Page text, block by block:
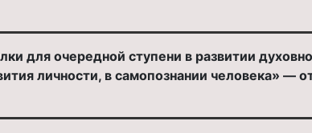
для очередной ступени в развитии
личности, в самопознании человека» —